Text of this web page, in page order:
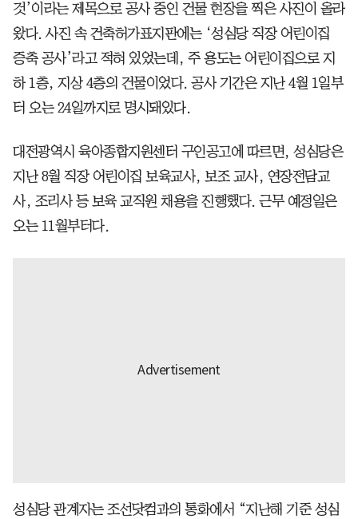
것’이라는 제목으로 공사 중인 건물 현장을 찍은 사진이 올라
왔다. 사진 속 건축허가표지판에는 ‘성심당 직장 어린이집
증축 공사’라고 적혀 있었는데, 주 용도는 어린이집으로 지
하 1층, 지상 4층의 건물이었다. 공사 기간은 지난 4월 1일부
터 오는 24일까지로 명시돼있다.
대전광역시 육아종합지원센터 구인공고에 따르면, 성심당은
지난 8월 직장 어린이집 보육교사, 보조 교사, 연장전담교
사, 조리사 등 보육 교직원 채용을 진행했다. 근무 예정일은
오는 11월부터다.
성심당 관계자는 조선닷컴과의 통화에서 “지난해 기준 성심